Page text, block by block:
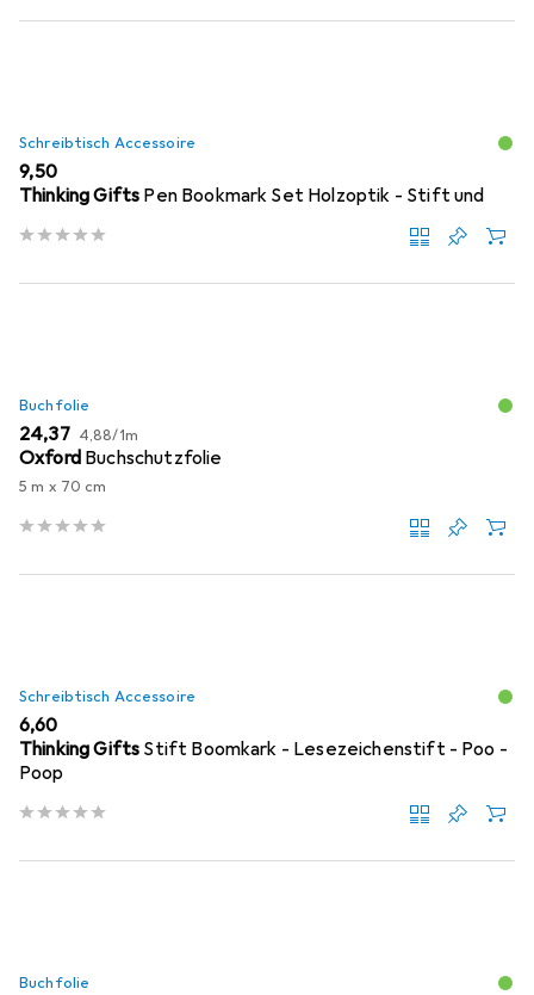
Schreibtisch Accessoire
EUR
9,50
Thinking Gifts Pen Bookmark Set Holzoptik - Stift und
Buchfolie
EUR
24,37 EUR
4,88/1m
Oxford Buchschutzfolie
5 m x 70 cm
Schreibtisch Accessoire
EUR
6,60
Thinking Gifts Stift Boomkark - Lesezeichenstift - Poo -
Poop
Buchfolie